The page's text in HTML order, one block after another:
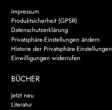
Impressum
Produktsicherheit (GPSR)
Datenschutzerklärung
Privatsphäre-Einstellungen ändern
Historie der Privatsphäre-Einstellungen
Einwilligungen widerrufen
BÜCHER
Jetzt neu
Literatur